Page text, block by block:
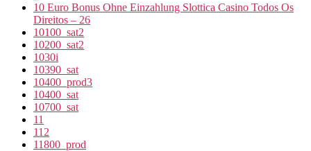
10 Euro Bonus Ohne Einzahlung Slottica Casino Todos Os
Direitos – 26
10100_sat2
10200_sat2
1030i
10390_sat
10400_prod3
10400_sat
10700_sat
11
112
11800_prod